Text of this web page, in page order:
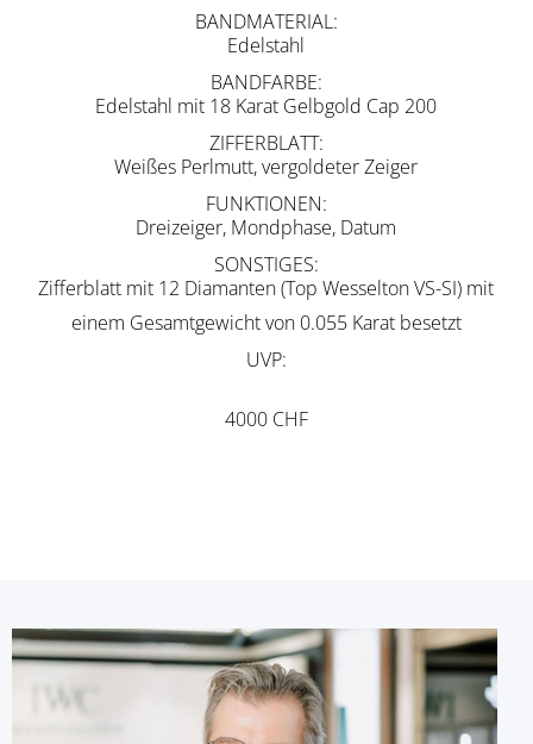
BANDMATERIAL
Edelstahl
BANDFARBE
Edelstahl mit 18 Karat Gelbgold Cap 200
ZIFFERBLATT
Weißes Perlmutt, vergoldeter Zeiger
FUNKTIONEN
Dreizeiger, Mondphase, Datum
SONSTIGES
Zifferblatt mit 12 Diamanten (Top Wesselton VS-SI) mit
einem Gesamtgewicht von 0.055 Karat besetzt
UVP
4000 CHF